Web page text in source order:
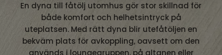
En dyna till fåtölj utomhus gör stor skillnad för
både komfort och helhetsintryck på
uteplatsen. Med rätt dyna blir utefåtöljen en
bekväm plats för avkoppling, oavsett om den
används i loungegruppen, på altanen eller